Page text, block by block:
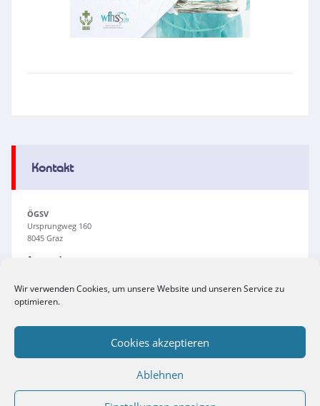
Wir verwenden Cookies, um unsere Website und unseren Service zu
optimieren.
Cookies akzeptieren
Ablehnen
Kontakt
ÖGSV
Ursprungweg 160
8045 Graz
Ansprechpersonen:
Sarah Quinesser
Dr. Viola Buchrieser
Fax: +43(0)316/694711-4
office@oegsv.com